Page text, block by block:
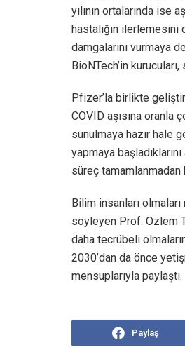
yılının ortalarında ise
hastalığın
damgalarını vurmaya
BioNTech’in
Pfizer’la birlikte
COVID aşısına oranla
sunulmaya hazır hale
yapmaya
süreç tamamlanmadan
Bilim insanları
söyleyen Prof. Özlem
daha tecrübeli
2030’dan da önce
mensuplarıyla paylaştı.
Paylaş